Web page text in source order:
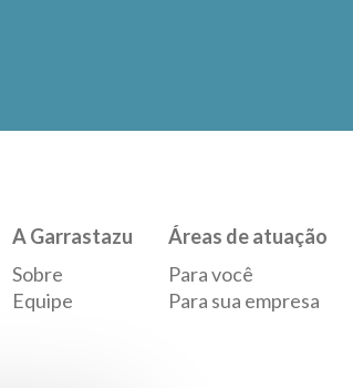
A Garrastazu
Sobre
Equipe
Áreas de atuação
Para você
Para sua empresa